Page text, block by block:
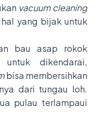
vacuum cleaning
yang bijak untuk
bau asap rokok
dikendarai,
bisa membersihkan
dari tungau loh.
pulau terlampaui